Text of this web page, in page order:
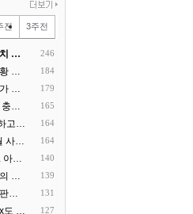
전 3주전
교도소 에어컨 설치 논란.... 246
부산 스타벅스 근황 ㅎㄷㄷ 184
축협 성매매 접대가 더 충격.. 179
여친 본가 갔다가 충격 먹은.. 165
와이프가 전남친하고 해외여행.. 164
[국민청원] 32개월 사랑하.. 164
40대 가장입니다. 아내가 .. 140
자칭 경주 촌놈들의 국내 여.. 139
제가 이상한건지 판단 부탁드.. 131
세상은 넓고 미친x도 많네? 127